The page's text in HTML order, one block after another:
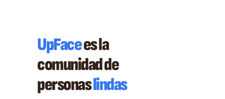
UpFacees la
comunidad de
personaslindas